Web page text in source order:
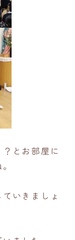
とお部屋に
いきましょ